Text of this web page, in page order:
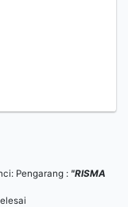
Pengarang : "RISMA